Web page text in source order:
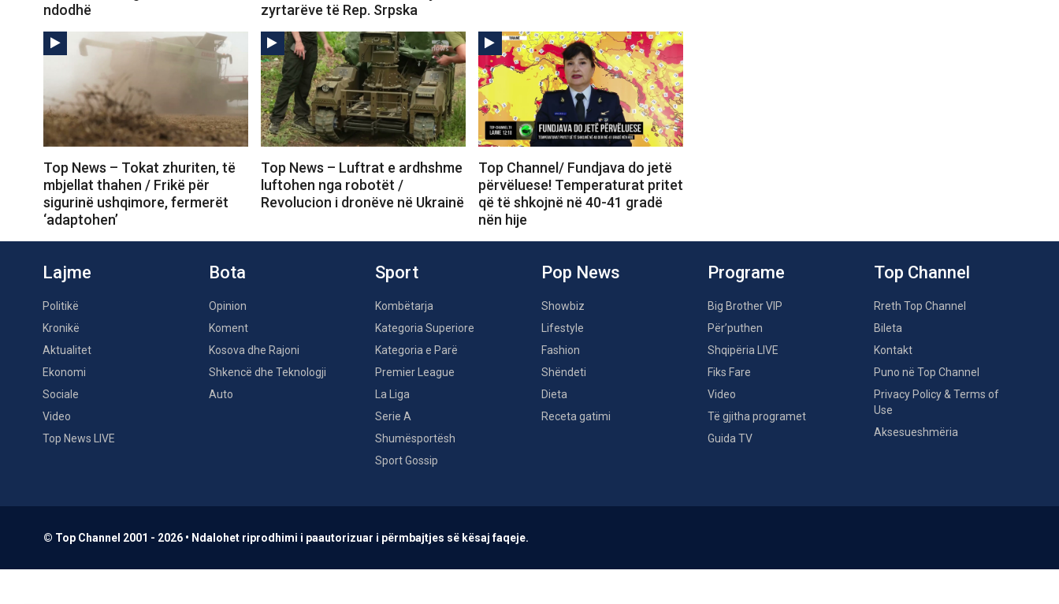
ndodhë
zyrtarëve të Rep. Srpska
Top News – Tokat zhuriten, të
mbjellat thahen / Frikë për
sigurinë ushqimore, fermerët
‘adaptohen’
Top News – Luftrat e ardhshme
luftohen nga robotët /
Revolucion i dronëve në Ukrainë
Top Channel/ Fundjava do jetë
përvëluese! Temperaturat pritet
që të shkojnë në 40-41 gradë
nën hije
Lajme
Politikë
Kronikë
Aktualitet
Ekonomi
Sociale
Video
Top News LIVE
Bota
Opinion
Koment
Kosova dhe Rajoni
Shkencë dhe Teknologji
Auto
Sport
Kombëtarja
Kategoria Superiore
Kategoria e Parë
Premier League
La Liga
Serie A
Shumësportësh
Sport Gossip
Pop News
Showbiz
Lifestyle
Fashion
Shëndeti
Dieta
Receta gatimi
Programe
Big Brother VIP
Për’puthen
Shqipëria LIVE
Fiks Fare
Video
Të gjitha programet
Guida TV
Top Channel
Rreth Top Channel
Bileta
Kontakt
Puno në Top Channel
Privacy Policy & Terms of
Use
Aksesueshmëria
© Top Channel 2001 - 2026 • Ndalohet riprodhimi i paautorizuar i përmbajtjes së kësaj faqeje.